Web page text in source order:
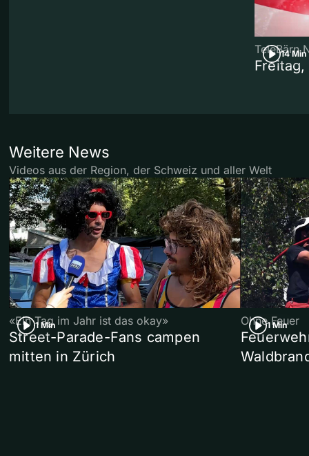
14 Min
TeleBärn
Weitere News
Videos aus der Region, der Schweiz und aller Welt
1 Min
«Ein Tag im Jahr ist das okay»
Street-Parade-Fans campen
mitten in Zürich
1 Min
Ohne Feuer